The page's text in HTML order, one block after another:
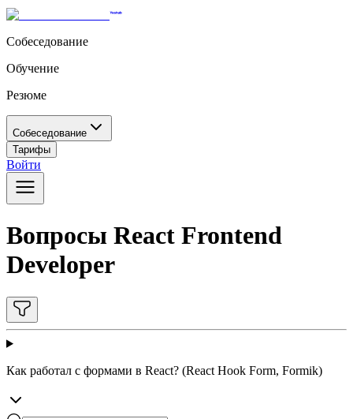
Собеседование
Обучение
Резюме
Собеседование
Тарифы
Войти
Вопросы React Frontend
Developer
Как работал с формами в React? (React Hook Form, Formik)